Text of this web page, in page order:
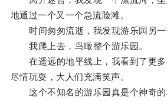
地通过一个又一个急流险滩。
时间匆匆流逝，我发现游乐园另一
我爬上去，鸟瞰整个游乐园。
在遥远的地平线上，我看到了更多
尽情玩耍，大人们充满笑声。
这个不知名的游乐园真是个神奇的